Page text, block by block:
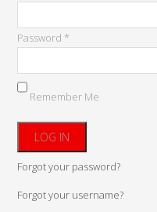
Password *
Remember Me
Forgot your password?
Forgot your username?